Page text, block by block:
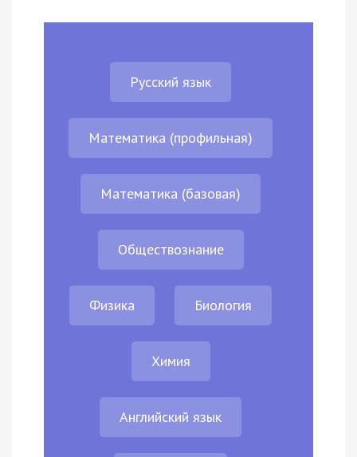
Русский язык
Математика (профильная)
Математика (базовая)
Обществознание
Физика Биология
Химия
Английский язык